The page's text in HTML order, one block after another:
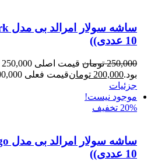
10 عددی))
250,000 تومان
بود.200,000 تومانقیمت فعلی 200,000 تومان است.
جزئیات
موجود نیست!
20% تخفیف
10 عددی))